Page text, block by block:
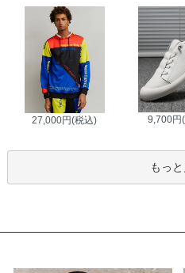
27,000円(税込) 9,700円
もっ